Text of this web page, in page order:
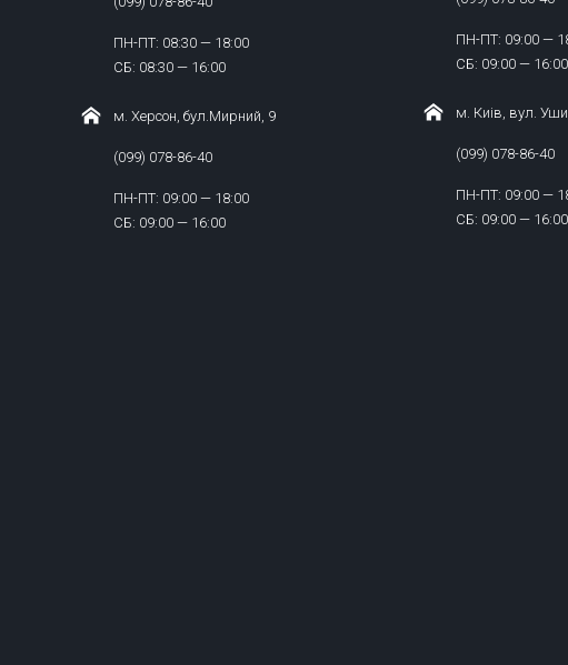
ПН-ПТ: 08:30 — 18:00
СБ: 08:30 — 16:00
м. Херсон, бул.Мирний, 9
(099) 078-86-40
ПН-ПТ: 09:00 — 18:00
СБ: 09:00 — 16:00
ПН-ПТ: 09:00 —
СБ: 09:00 — 16:00
м. Киів, вул.
(099) 078-86-40
ПН-ПТ: 09:00 —
СБ: 09:00 — 16:00